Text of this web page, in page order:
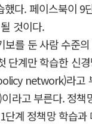
다. 페이스북이 9
것이다.
를 둔 사람 수준
단계만 학습한 신
network)라고
라고 부른다. 정책
계 정책망 학습과